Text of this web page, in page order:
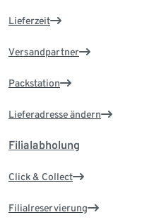
Lieferzeit
Versandpartner
Packstation
Lieferadresse ändern
Filialabholung
Click & Collect
Filialreservierung